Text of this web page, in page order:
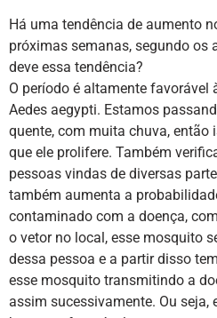
Há uma tendência de aumento
próximas semanas, segundo os
deve essa tendência?
O período é altamente
Aedes aegypti. Estamos
quente, com muita chuva, então
que ele prolifere. Também
pessoas vindas de diversas
também aumenta a
contaminado com a doença,
o vetor no local, esse mosquito
dessa pessoa e a partir disso
esse mosquito transmitindo a
assim sucessivamente. Ou